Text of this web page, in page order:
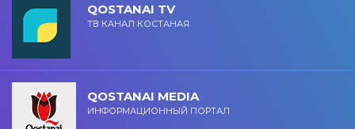
QOSTANAI TV
ТВ КАНАЛ КОСТАНАЯ
QOSTANAI MEDIA
ИНФОРМАЦИОННЫЙ ПОРТАЛ